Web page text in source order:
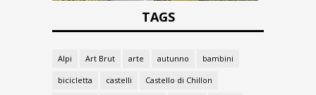
TAGS
Alpi Art Brut arte autunno bambini
bicicletta castelli Castello di Chillon